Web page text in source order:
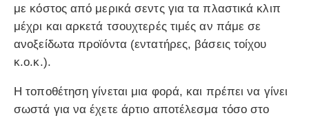
με κόστος από μερικά σεντς για τα πλαστικά κλιπ
μέχρι και αρκετά τσουχτερές τιμές αν πάμε σε
ανοξείδωτα προϊόντα (εντατήρες, βάσεις τοίχου
κ.ο.κ.).
Η τοποθέτηση γίνεται μια φορά, και πρέπει να γίνει
σωστά για να έχετε άρτιο αποτέλεσμα τόσο στο